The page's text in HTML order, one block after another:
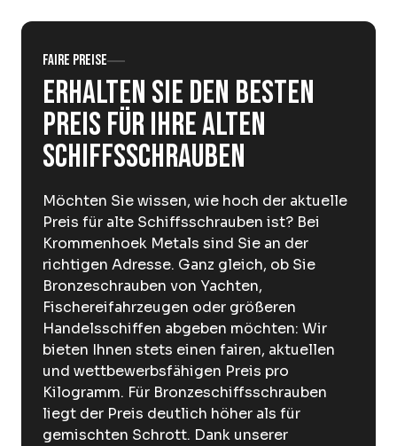
Arbeiten bei
Sofort abgeben Abholservice
Faire Preise
Erhalten Sie den besten
Preis für Ihre alten
Schiffsschrauben
Möchten Sie wissen, wie hoch der aktuelle
Preis für alte Schiffsschrauben ist? Bei
Krommenhoek Metals sind Sie an der
richtigen Adresse. Ganz gleich, ob Sie
Bronzeschrauben von Yachten,
Fischereifahrzeugen oder größeren
Handelsschiffen abgeben möchten: Wir
bieten Ihnen stets einen fairen, aktuellen
und wettbewerbsfähigen Preis pro
Kilogramm. Für Bronzeschiffsschrauben
liegt der Preis deutlich höher als für
gemischten Schrott. Dank unserer